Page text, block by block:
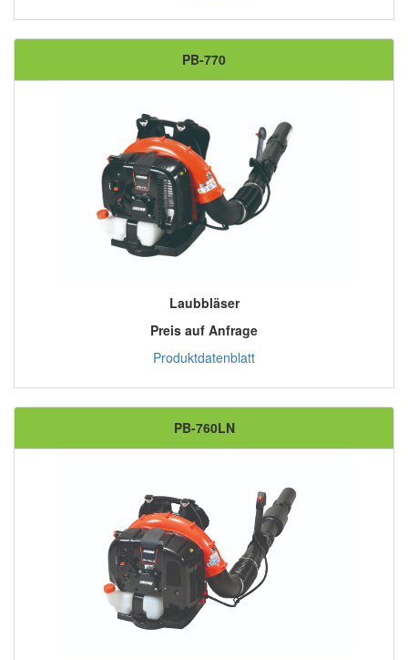
PB-770
Laubbläser
Preis auf Anfrage
Produktdatenblatt
PB-760LN